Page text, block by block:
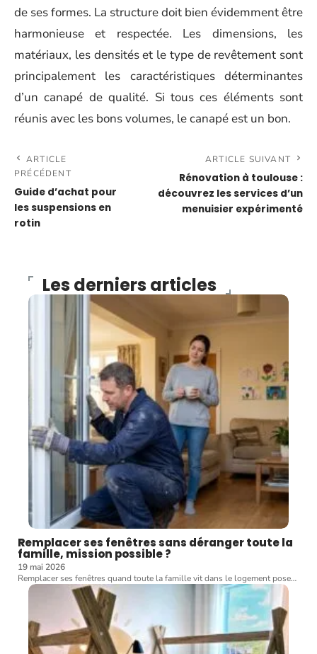
de ses formes. La structure doit bien évidemment être
harmonieuse et respectée. Les dimensions, les
matériaux, les densités et le type de revêtement sont
principalement les caractéristiques déterminantes
d’un canapé de qualité. Si tous ces éléments sont
réunis avec les bons volumes, le canapé est un bon.
ARTICLE
PRÉCÉDENT
Guide d’achat pour
les suspensions en
rotin
ARTICLE SUIVANT
Rénovation à toulouse :
découvrez les services d’un
menuisier expérimenté
Les derniers articles
Remplacer ses fenêtres sans déranger toute la
famille, mission possible ?
19 mai 2026
Remplacer ses fenêtres quand toute la famille vit dans le logement pose…